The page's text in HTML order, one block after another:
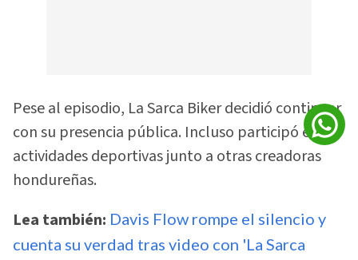
Pese al episodio, La Sarca Biker decidió continuar
con su presencia pública. Incluso participó en
actividades deportivas junto a otras creadoras
hondureñas.
Lea también: Davis Flow rompe el silencio y
cuenta su verdad tras video con 'La Sarca